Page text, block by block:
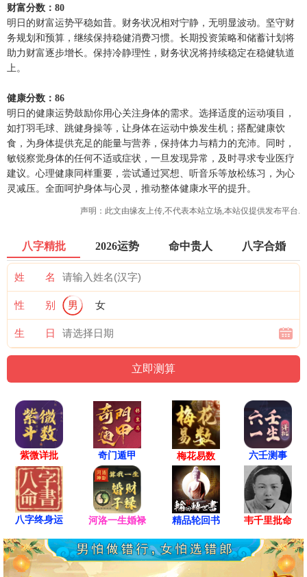
财富分数：80
明日的财富运势平稳如昔。财务状况相对宁静，无明显波动。坚守财
务规划和预算，继续保持稳健消费习惯。长期投资策略和储蓄计划将
助力财富逐步增长。保持冷静理性，财务状况将持续稳定在稳健轨道
上。
健康分数：86
明日的健康运势鼓励你用心关注身体的需求。选择适度的运动项目，
如打羽毛球、跳健身操等，让身体在运动中焕发生机；搭配健康饮
食，为身体提供充足的能量与营养，保持体力与精力的充沛。同时，
敏锐察觉身体的任何不适或症状，一旦发现异常，及时寻求专业医疗
建议。心理健康同样重要，尝试通过冥想、听音乐等放松练习，为心
灵减压。全面呵护身体与心灵，推动整体健康水平的提升。
声明：此文由缘友上传,不代表本站立场,本站仅提供发布平台.
八字精批 2026运势 命中贵人 八字合婚
姓 名
性 别 男 女
生 日
紫微详批 奇门遁甲 梅花易数 六壬测事
八字终身运 河洛一生婚禄 精品轮回书 韦千里批命